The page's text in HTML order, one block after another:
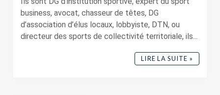
business, avocat, chasseur de têtes, DG
d’association d’élus locaux, lobbyiste, DTN, ou
directeur des sports de collectivité territoriale, ils...
LIRE LA SUITE »